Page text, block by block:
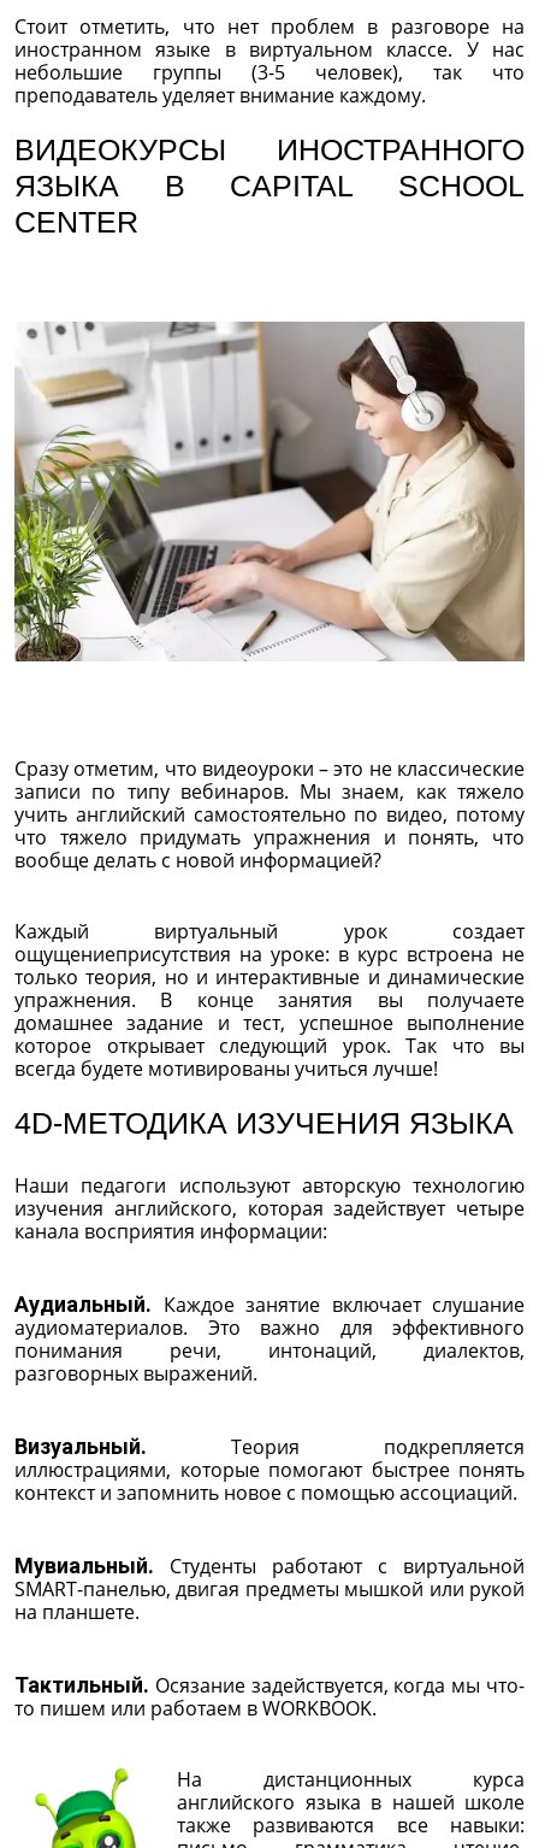
Стоит отметить, что нет проблем в разговоре на
иностранном языке в виртуальном классе. У нас
небольшие группы (3-5 человек), так что
преподаватель уделяет внимание каждому.
ВИДЕОКУРСЫ ИНОСТРАННОГО
ЯЗЫКА В CAPITAL SCHOOL
CENTER
Сразу отметим, что видеоуроки – это не классические
записи по типу вебинаров. Мы знаем, как тяжело
учить английский самостоятельно по видео, потому
что тяжело придумать упражнения и понять, что
вообще делать с новой информацией?
Каждый виртуальный урок создает
ощущениеприсутствия на уроке: в курс встроена не
только теория, но и интерактивные и динамические
упражнения. В конце занятия вы получаете
домашнее задание и тест, успешное выполнение
которое открывает следующий урок. Так что вы
всегда будете мотивированы учиться лучше!
4D-МЕТОДИКА ИЗУЧЕНИЯ ЯЗЫКА
Наши педагоги используют авторскую технологию
изучения английского, которая задействует четыре
канала восприятия информации:
Аудиальный. Каждое занятие включает слушание
аудиоматериалов. Это важно для эффективного
понимания речи, интонаций, диалектов,
разговорных выражений.
Визуальный. Теория подкрепляется
иллюстрациями, которые помогают быстрее понять
контекст и запомнить новое с помощью ассоциаций.
Мувиальный. Студенты работают с виртуальной
SMART-панелью, двигая предметы мышкой или рукой
на планшете.
Тактильный. Осязание задействуется, когда мы что-
то пишем или работаем в WORKBOOK.
На дистанционных курса
английского языка в нашей школе
также развиваются все навыки: